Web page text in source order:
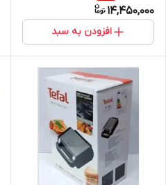
14,450,000
افزودن به سبد